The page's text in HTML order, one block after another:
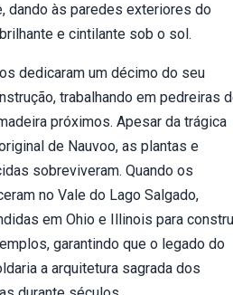
dando às paredes exteriores do
e cintilante sob o sol.
dedicaram um décimo do seu
trabalhando em pedreiras
próximos. Apesar da trágica
de Nauvoo, as plantas e
sobreviveram. Quando os
no Vale do Lago Salgado,
em Ohio e Illinois para
garantindo que o legado do
a arquitetura sagrada dos